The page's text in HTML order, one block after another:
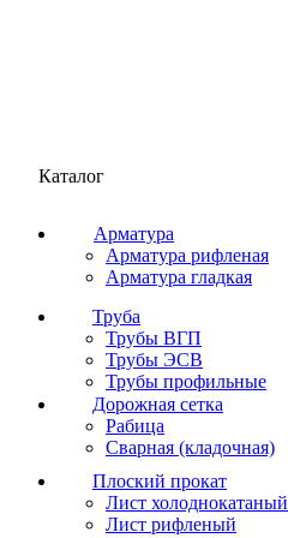
Каталог
Арматура
Арматура рифленая
Арматура гладкая
Труба
Трубы ВГП
Трубы ЭСВ
Трубы профильные
Дорожная сетка
Рабица
Сварная (кладочная)
Плоский прокат
Лист холоднокатаный
Лист рифленый